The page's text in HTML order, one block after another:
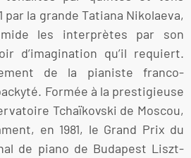
par la grande Tatiana Nikolaeva,
les interprètes par son
d’imagination qu’il requiert.
de la pianiste franco-
Formée à la prestigieuse
Tchaïkovski de Moscou,
en 1981, le Grand Prix du
de piano de Budapest Liszt-